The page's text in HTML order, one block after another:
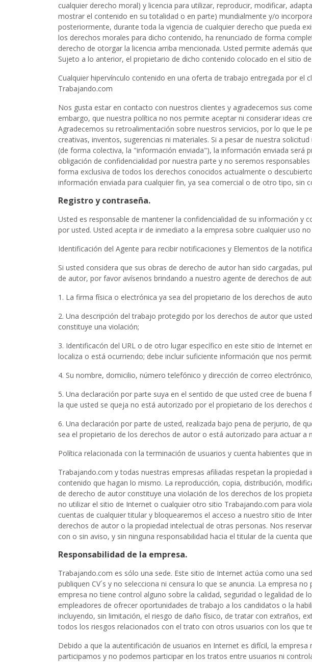
cualquier derecho moral) y licencia para utilizar, reproducir, modificar,
mostrar el contenido en su totalidad o en parte) mundialmente y/o
posteriormente, durante toda la vigencia de cualquier derecho que pueda
los derechos morales para dicho contenido, ha renunciado de forma
derecho de otorgar la licencia arriba mencionada. Usted permite además
Sujeto a lo anterior, el propietario de dicho contenido colocado en el sitio
Cualquier hipervínculo contenido en una oferta de trabajo entregada por el
Trabajando.com
Nos gusta estar en contacto con nuestros clientes y agradecemos sus
embargo, que nuestra política no nos permite aceptar ni considerar ideas
Agradecemos su retroalimentación sobre nuestros servicios, por lo que le
creativas, inventos, sugerencias ni materiales. Si a pesar de nuestra
(de forma colectiva, la "información enviada"), la información enviada será
obligación de confidencialidad por nuestra parte y no seremos
forma exclusiva de todos los derechos conocidos actualmente o
información enviada para cualquier fin, ya sea comercial o de otro tipo, sin
Registro y contraseña.
Usted es responsable de mantener la confidencialidad de su información y
por usted. Usted acepta ir de inmediato a la empresa sobre cualquier uso
Identificación del Agente para recibir notificaciones y Elementos de la
Si usted considera que sus obras de derecho de autor han sido cargadas,
de autor, por favor avísenos brindando a nuestro agente de derechos de
1. La firma física o electrónica ya sea del propietario de los derechos de
2. Una descripción del trabajo protegido por los derechos de autor que
constituye una violación;
3. Identificacón del URL o de otro lugar específico en este sitio de Internet
localiza o está ocurriendo; debe incluir suficiente información que nos
4. Su nombre, domicilio, número telefónico y dirección de correo
5. Una declaración por parte suya en el sentido de que usted cree de
la que usted se queja no está autorizado por el propietario de los derechos
6. Una declaración por parte de usted, realizada bajo pena de perjurio, de
sea el propietario de los derechos de autor o está autorizado para actuar a
Política relacionada con la terminación de usuarios y cuenta habientes
Trabajando.com y todas nuestras empresas afiliadas respetan la
contenido que hagan lo mismo. La reproducción, copia, distribución,
de derecho de autor constituye una violación de los derechos de los
no utilizar el sitio de Internet o cualquier otro sitio Trabajando.com para
cuentas de cualquier titular y bloquearemos el acceso a nuestro sitio de
derechos de autor o la propiedad intelectual de otras personas. Nos
con o sin aviso, y sin ninguna responsabilidad hacia el titular de la cuenta
Responsabilidad de la empresa.
Trabajando.com es sólo una sede. Este sitio de Internet actúa como una
publiquen CV´s y no selecciona ni censura lo que se anuncia. La empresa
empresa no tiene control alguno sobre la calidad, seguridad o legalidad de
empleadores de ofrecer oportunidades de trabajo a los candidatos o la
incluyendo, sin limitación, el riesgo de daño físico, de tratar con extraños,
todos los riesgos relacionados con el trato con otros usuarios con los
Debido a que la autentificación de usuarios en Internet es difícil, la
participamos y no podemos participar en los tratos entre usuarios ni